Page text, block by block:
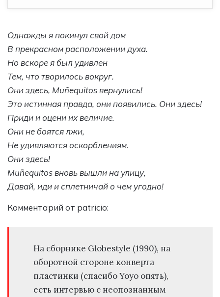
Однажды я покинул свой дом
В прекрасном расположении духа.
Но вскоре я был удивлен
Тем, что творилось вокруг.
Они здесь, Muñequitos вернулись!
Это истинная правда, они появились. Они здесь!
Приди и оцени их величие.
Они не боятся лжи,
Не удивляются оскорблениям.
Они здесь!
Muñequitos вновь вышли на улицу,
Давай, иди и сплетничай о чем угодно!
Комментарий от patricio:
На сборнике Globestyle (1990), на
оборотной стороне конверта
пластинки (спасибо Yoyo опять),
есть интервью с неопознанным